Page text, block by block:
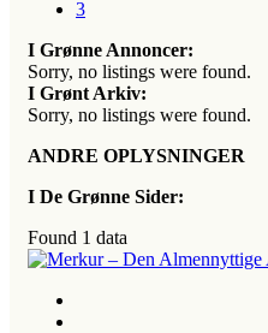
3
I Grønne Annoncer:
Sorry, no listings were found.
I Grønt Arkiv:
Sorry, no listings were found.
ANDRE OPLYSNINGER
I De Grønne Sider:
Found 1 data